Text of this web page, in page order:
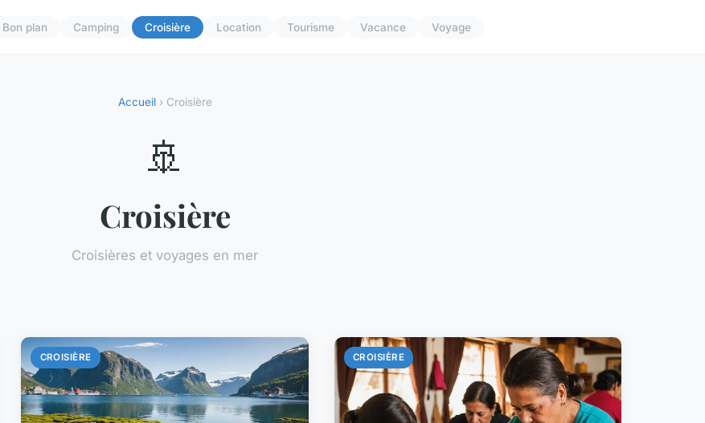
Bon plan Camping Croisière Location Tourisme Vacance Voyage
Accueil› Croisière
🚢
Croisière
Croisières et voyages en mer
CROISIÈRE CROISIÈRE